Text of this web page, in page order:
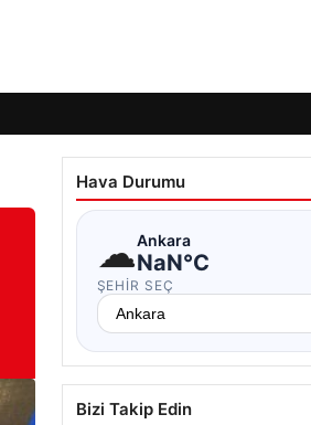
Hava Durumu
☁Ankara
NaN°C
ŞEHIR SEÇ
Bizi Takip Edin